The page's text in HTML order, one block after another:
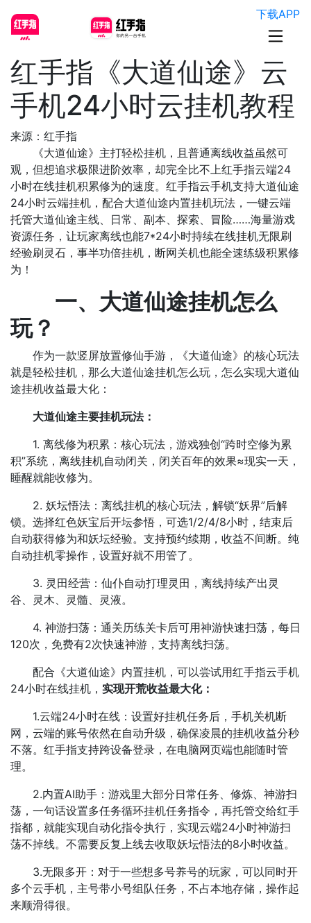
下载APP
红手指《大道仙途》云
手机24小时云挂机教程
来源：红手指
《大道仙途》主打轻松挂机，且普通离线收益虽然可
观， 但想追求极限进阶效率，却完全比不上红手指云端24
小时在线挂机积累修为的速度。红手指云手机支持大道仙途
24小时云端挂机，配合大道仙途内置挂机玩法，一键云端
托管大道仙途主线、日常、副本、探索、冒险……海量游戏
资源任务，让玩家离线也能7*24小时持续在线挂机无限刷
经验刷灵石，事半功倍挂机，断网关机也能全速练级积累修
为！
一、 大道仙途挂机怎么
玩？
作为一款竖屏放置修仙手游，《大道仙途》的核心玩法
就是轻松挂机，那么大道仙途挂机怎么玩，怎么实现大道仙
途挂机收益最大化：
大道仙途主要挂机玩法：
1. 离线修为积累：核心玩法，游戏独创“跨时空修为累
积”系统，离线挂机自动闭关，闭关百年的效果≈现实一天，
睡醒就能收修为。
2. 妖坛悟法：离线挂机的核心玩法，解锁“妖界”后解
锁。选择红色妖宝后开坛参悟，可选1/2/4/8小时，结束后
自动获得修为和妖坛经验。支持预约续期，收益不间断。纯
自动挂机零操作，设置好就不用管了。
3. 灵田经营：仙仆自动打理灵田，离线持续产出灵
谷、灵木、灵髓、灵液。
4. 神游扫荡：通关历练关卡后可用神游快速扫荡，每日
120次，免费有2次快速神游，支持离线扫荡。
配合《大道仙途》内置挂机，可以尝试用红手指云手机
24小时在线挂机， 实现开荒收益最大化：
1.云端24小时在线：设置好挂机任务后，手机关机断
网，云端的账号依然在自动升级，确保凌晨的挂机收益分秒
不落。红手指支持跨设备登录，在电脑网页端也能随时管
理。
2.内置AI助手：游戏里大部分日常任务、修炼、神游扫
荡，一句话设置多任务循环挂机任务指令，再托管交给红手
指都，就能实现自动化指令执行，实现云端24小时神游扫
荡不掉线。不需要反复上线去收取妖坛悟法的8小时收益。
3.无限多开：对于一些想多号养号的玩家，可以同时开
多个云手机，主号带小号组队任务，不占本地存储，操作起
来顺滑得很。